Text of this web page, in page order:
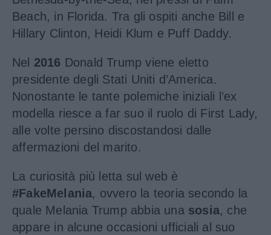
Beach, in Florida. Tra gli ospiti anche Bill e
Hillary Clinton, Heidi Klum e Puff Daddy.
Nel 2016 Donald Trump viene eletto
presidente degli Stati Uniti d’America.
Nonostante le tante polemiche iniziali l’ex
modella riesce a far suo il ruolo di First Lady,
alle volte persino discostandosi dalle
affermazioni del marito.
La curiosità più letta sul web è
#FakeMelania, ovvero la teoria secondo la
quale Melania Trump abbia una sosia, che
appare in alcune occasioni ufficiali al suo